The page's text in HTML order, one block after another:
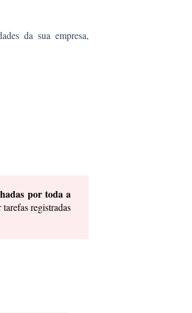
da sua empresa,
por toda a
registradas